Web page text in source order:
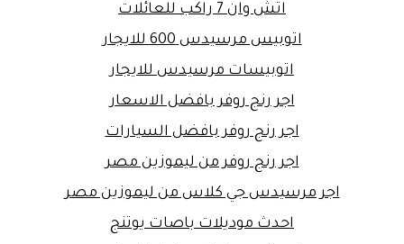
اتش وان 7 راكب للعائلات
اتوبيس مرسيدس 600 للايجار
اتوبيسات مرسيدس للايجار
اجر رنج روفر بافضل الاسعار
اجر رنج روفر بافضل السيارات
اجر رنج روفر من ليموزين مصر
اجر مرسيدس جي كلاس من ليموزين مصر
احدث موديلات باصات يوتنج